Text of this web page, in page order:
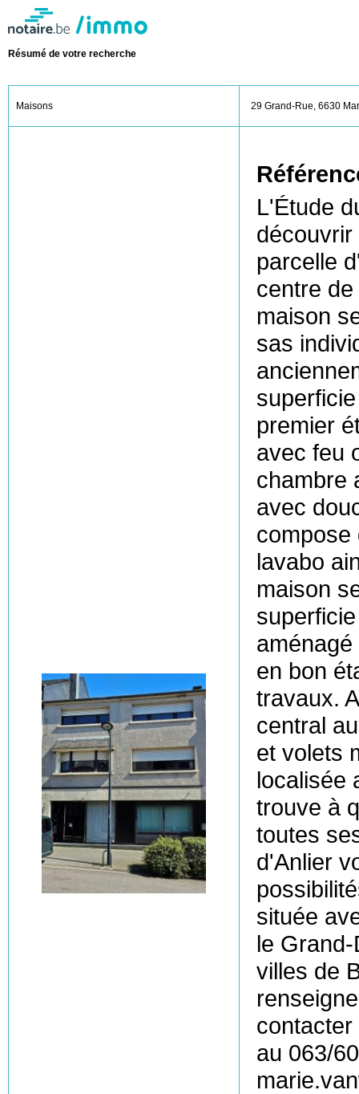
Résumé de votre recherche
Maisons 29 Grand-Rue, 6630
L'Étude
parcelle
centre
maison
sas
premier
avec feu
chambre
avec
compose
lavabo
maison
en bon
travaux.
central
et volets
localisée
trouve à
toutes
d'Anlier
située
le
villes de
au 063/